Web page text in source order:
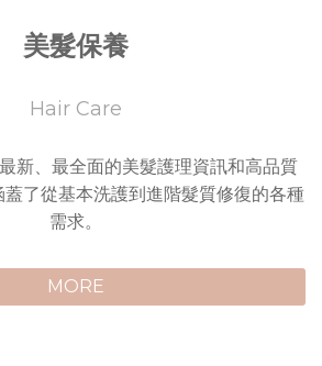
美髮保養
Hair Care
新、最全面的美髮護理資訊和高品質
了從基本洗護到進階髮質修復的各種
需求。
MORE